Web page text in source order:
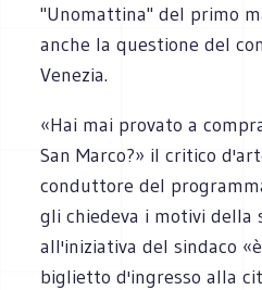
"Unomattina" del primo
anche la questione del
Venezia.
«Hai mai provato a
San Marco?» il critico
conduttore del
gli chiedeva i motivi della
all'iniziativa del sindaco
biglietto d'ingresso alla